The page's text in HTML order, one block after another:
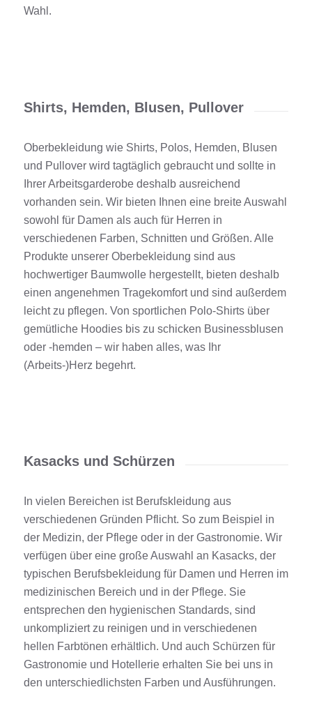
Wahl.
Shirts, Hemden, Blusen, Pullover
Oberbekleidung wie Shirts, Polos, Hemden, Blusen
und Pullover wird tagtäglich gebraucht und sollte in
Ihrer Arbeitsgarderobe deshalb ausreichend
vorhanden sein. Wir bieten Ihnen eine breite Auswahl
sowohl für Damen als auch für Herren in
verschiedenen Farben, Schnitten und Größen. Alle
Produkte unserer Oberbekleidung sind aus
hochwertiger Baumwolle hergestellt, bieten deshalb
einen angenehmen Tragekomfort und sind außerdem
leicht zu pflegen. Von sportlichen Polo-Shirts über
gemütliche Hoodies bis zu schicken Businessblusen
oder -hemden – wir haben alles, was Ihr
(Arbeits-)Herz begehrt.
Kasacks und Schürzen
In vielen Bereichen ist Berufskleidung aus
verschiedenen Gründen Pflicht. So zum Beispiel in
der Medizin, der Pflege oder in der Gastronomie. Wir
verfügen über eine große Auswahl an Kasacks, der
typischen Berufsbekleidung für Damen und Herren im
medizinischen Bereich und in der Pflege. Sie
entsprechen den hygienischen Standards, sind
unkompliziert zu reinigen und in verschiedenen
hellen Farbtönen erhältlich. Und auch Schürzen für
Gastronomie und Hotellerie erhalten Sie bei uns in
den unterschiedlichsten Farben und Ausführungen.